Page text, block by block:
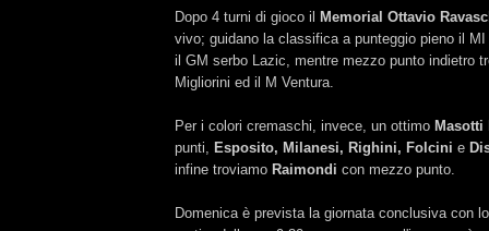
Dopo 4 turni di gioco il
Memorial Ottavio
vivo; guidano la classifica a punteggio pieno il
il GM serbo Lazic, mentre mezzo punto indietro
Migliorini ed il M Ventura.
Per i colori cremaschi, invece, un ottimo Masotti
punti,
Esposito, Milanesi, Righini, Folcini e
infine troviamo Raimondi con mezzo punto.
Domenica è prevista la giornata conclusiva con